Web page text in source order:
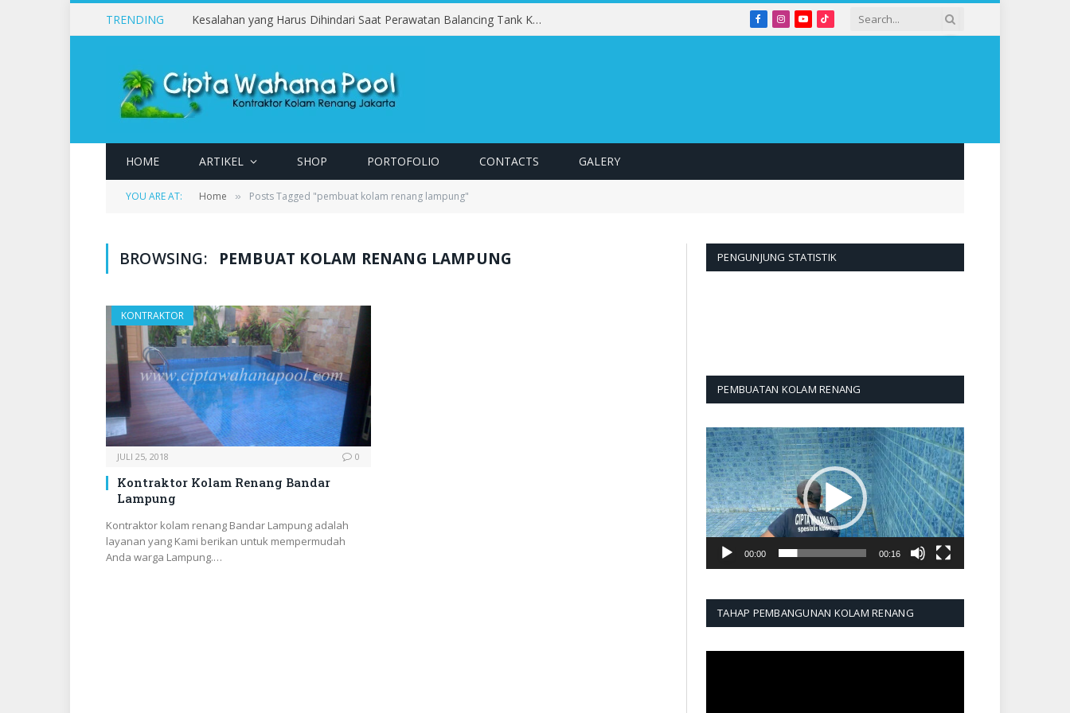
TRENDING Kesalahan yang Harus Dihindari Saat Perawatan Balancing Tank Kolam Renang Facebook
Instagram
YouTubeTikTok
HOME ARTIKEL SHOP PORTOFOLIO CONTACTS GALERY
YOU ARE AT: Home » Posts Tagged "pembuat kolam renang lampung"
BROWSING: PEMBUAT KOLAM RENANG LAMPUNG
KONTRAKTOR
JULI 25, 2018 0
Kontraktor Kolam Renang Bandar
Lampung
Kontraktor kolam renang Bandar Lampung adalah
layanan yang Kami berikan untuk mempermudah
Anda warga Lampung.…
PENGUNJUNG STATISTIK
PEMBUATAN KOLAM RENANG
Pemutar
Video
00:00 00:16
TAHAP PEMBANGUNAN KOLAM RENANG